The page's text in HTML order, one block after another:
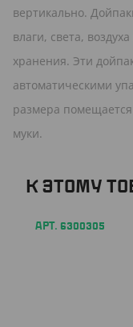
вертикально.
влаги, света,
хранения. Эти
автоматическими
размера помещается
муки.
К ЭТОМУ
АРТ. 6300305